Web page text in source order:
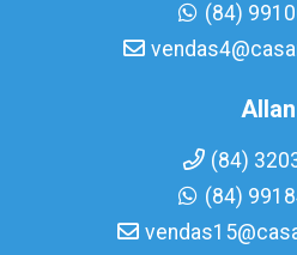
(84)
Allan
(84)
(84)